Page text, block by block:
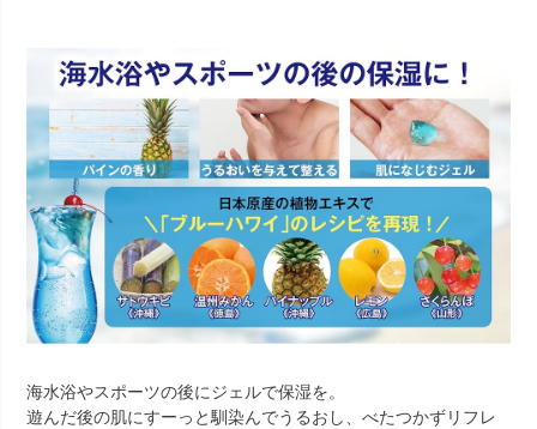
海水浴やスポーツの後にジェルで保湿を。
遊んだ後の肌にすーっと馴染んでうるおし、べたつかずリフレ